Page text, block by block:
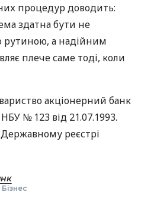
процедур доводить:
здатна бути не
рутиною, а надійним
плече саме тоді, коли
акціонерний банк
№ 123 від 21.07.1993.
реєстрі